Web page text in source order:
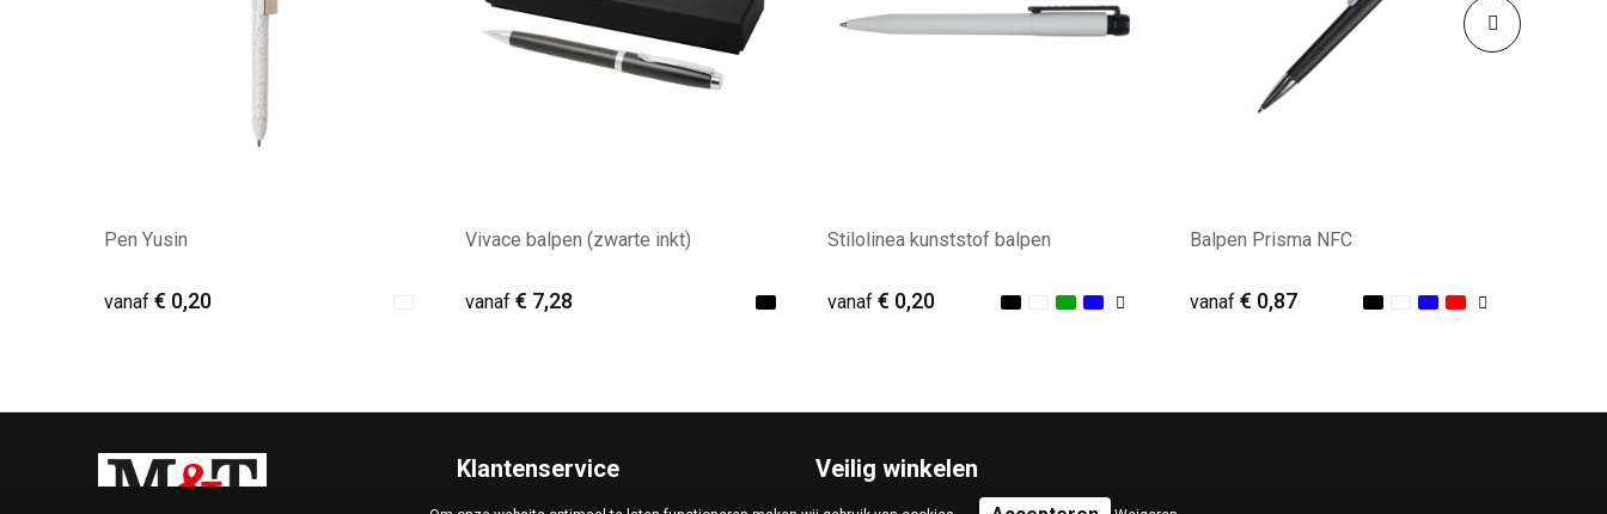
Pen Yusin
vanaf € 0,20
Vivace balpen (zwarte inkt)
vanaf€ 7,28
Stilolinea kunststof balpen
vanaf € 0,20
Balpen Prisma NFC
vanaf € 0,87
Klantenservice Veilig winkelen